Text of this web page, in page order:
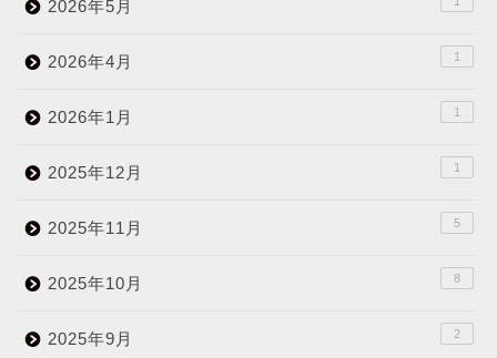
2026年5月
2026年4月 1
2026年1月 1
2025年12月 1
2025年11月 5
2025年10月 8
2025年9月 2